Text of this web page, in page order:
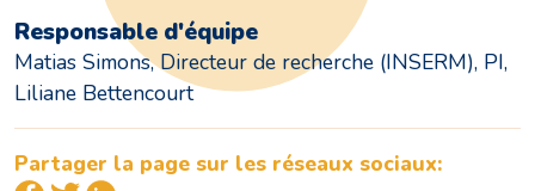
Responsable d'équipe
Matias Simons, Directeur de recherche (INSERM), PI,
Liliane Bettencourt
Partager la page sur les réseaux sociaux: